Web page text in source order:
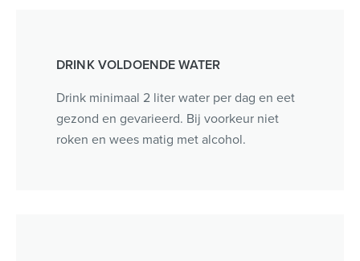
DRINK VOLDOENDE WATER
Drink minimaal 2 liter water per dag en eet
gezond en gevarieerd. Bij voorkeur niet
roken en wees matig met alcohol.